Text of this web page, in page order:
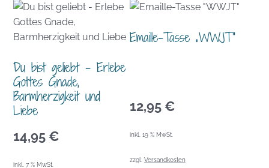
Du bist geliebt – Erlebe
Gottes Gnade,
Barmherzigkeit und
Liebe
14,95 €
inkl. 7 % MwSt.
Emaille-Tasse „WWJT“
12,95 €
inkl. 19 % MwSt.
zzgl. Versandkosten